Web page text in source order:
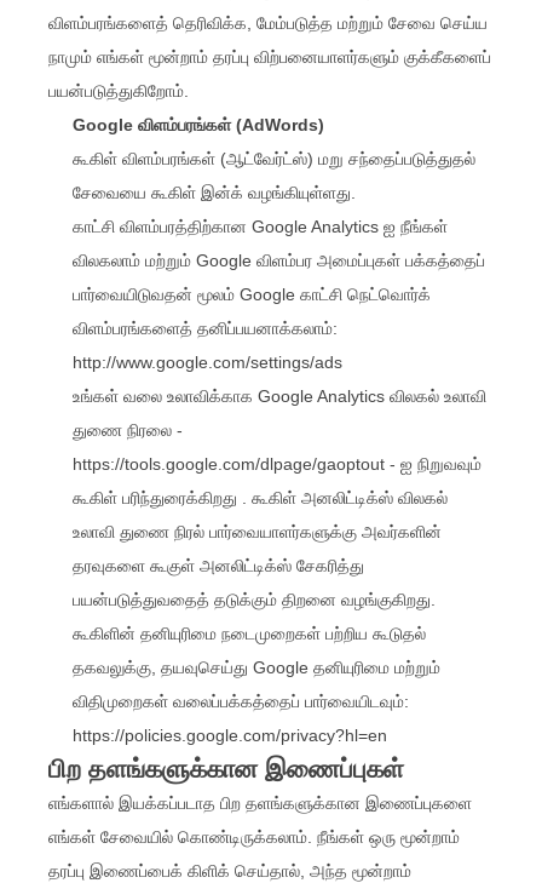
விளம்பரங்களைத் தெரிவிக்க, மேம்படுத்த மற்றும் சேவை செய்ய
நாமும் எங்கள் மூன்றாம் தரப்பு விற்பனையாளர்களும் குக்கீகளைப்
பயன்படுத்துகிறோம்.
Google விளம்பரங்கள் (AdWords)
கூகிள் விளம்பரங்கள் (ஆட்வேர்ட்ஸ்) மறு சந்தைப்படுத்துதல்
சேவையை கூகிள் இன்க் வழங்கியுள்ளது.
காட்சி விளம்பரத்திற்கான Google Analytics ஐ நீங்கள்
விலகலாம் மற்றும் Google விளம்பர அமைப்புகள் பக்கத்தைப்
பார்வையிடுவதன் மூலம் Google காட்சி நெட்வொர்க்
விளம்பரங்களைத் தனிப்பயனாக்கலாம்:
http://www.google.com/settings/ads
உங்கள் வலை உலாவிக்காக Google Analytics விலகல் உலாவி
துணை நிரலை -
https://tools.google.com/dlpage/gaoptout - ஐ நிறுவவும்
கூகிள் பரிந்துரைக்கிறது . கூகிள் அனலிட்டிக்ஸ் விலகல்
உலாவி துணை நிரல் பார்வையாளர்களுக்கு அவர்களின்
தரவுகளை கூகுள் அனலிட்டிக்ஸ் சேகரித்து
பயன்படுத்துவதைத் தடுக்கும் திறனை வழங்குகிறது.
கூகிளின் தனியுரிமை நடைமுறைகள் பற்றிய கூடுதல்
தகவலுக்கு, தயவுசெய்து Google தனியுரிமை மற்றும்
விதிமுறைகள் வலைப்பக்கத்தைப் பார்வையிடவும்:
https://policies.google.com/privacy?hl=en
பிற தளங்களுக்கான இணைப்புகள்
எங்களால் இயக்கப்படாத பிற தளங்களுக்கான இணைப்புகளை
எங்கள் சேவையில் கொண்டிருக்கலாம். நீங்கள் ஒரு மூன்றாம்
தரப்பு இணைப்பைக் கிளிக் செய்தால், அந்த மூன்றாம்